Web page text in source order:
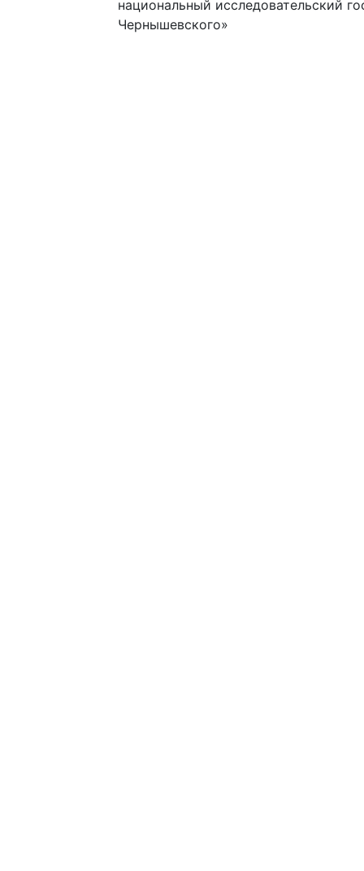
национальный исследовательский
Чернышевского»